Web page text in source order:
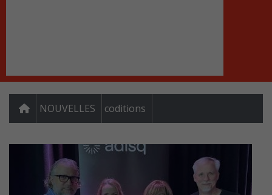
NOUVELLES coditions